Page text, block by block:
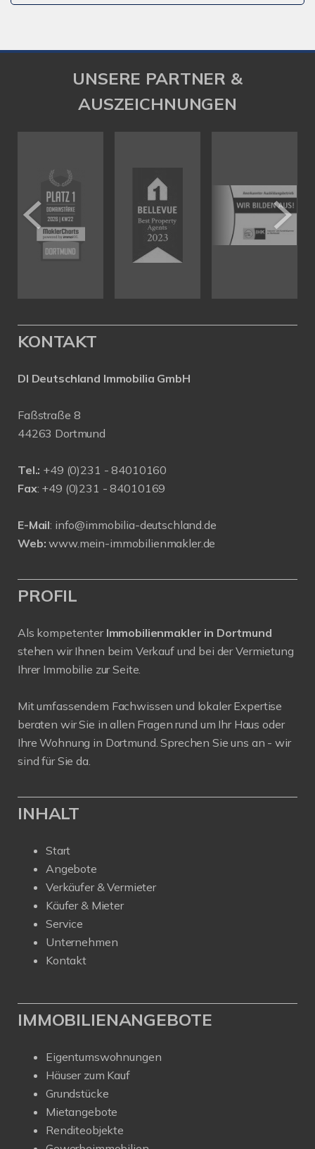
UNSERE PARTNER &
AUSZEICHNUNGEN
KONTAKT
DI Deutschland Immobilia GmbH
Faßstraße 8
44263 Dortmund
Tel.: +49 (0)231 - 84010160
Fax: +49 (0)231 - 84010169
E-Mail: info@immobilia-deutschland.de
Web: www.mein-immobilienmakler.de
PROFIL
Als kompetenter Immobilienmakler in Dortmund
stehen wir Ihnen beim Verkauf und bei der Vermietung
Ihrer Immobilie zur Seite.
Mit umfassendem Fachwissen und lokaler Expertise
beraten wir Sie in allen Fragen rund um Ihr Haus oder
Ihre Wohnung in Dortmund. Sprechen Sie uns an - wir
sind für Sie da.
INHALT
Start
Angebote
Verkäufer & Vermieter
Käufer & Mieter
Service
Unternehmen
Kontakt
IMMOBILIENANGEBOTE
Eigentumswohnungen
Häuser zum Kauf
Grundstücke
Mietangebote
Renditeobjekte